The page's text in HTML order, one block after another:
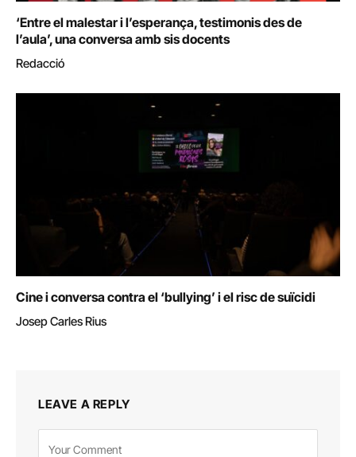
‘Entre el malestar i l’esperança, testimonis des de
l’aula’, una conversa amb sis docents
Redacció
Cine i conversa contra el ‘bullying’ i el risc de suïcidi
Josep Carles Rius
LEAVE A REPLY